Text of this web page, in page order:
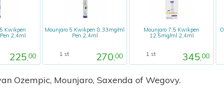
Kwikpen
2,4ml
225 00
Mounjaro 5 Kwikpen 8,33mg/ml
Pen 2,4ml
1 st 270 00
Mounjaro 7,5 Kwikpen
12,5mg/ml 2,4ml
1 st 345 00
Ozempic, Mounjaro, Saxenda of Wegovy.